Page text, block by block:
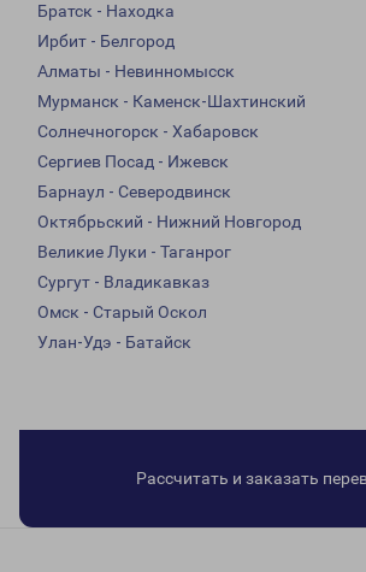
Братск - Находка
Ирбит - Белгород
Алматы - Невинномысск
Мурманск - Каменск-Шахтинский
Солнечногорск - Хабаровск
Сергиев Посад - Ижевск
Барнаул - Северодвинск
Октябрьский - Нижний Новгород
Великие Луки - Таганрог
Сургут - Владикавказ
Омск - Старый Оскол
Улан-Удэ - Батайск
Рассчитать и заказать